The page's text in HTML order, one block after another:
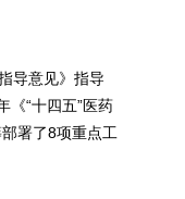
导意见》指导
《“十四五”医药
署了8项重点工